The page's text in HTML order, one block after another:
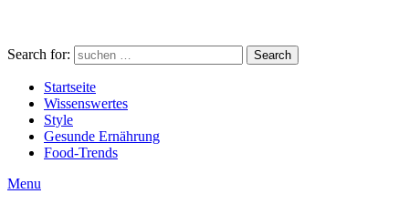
Search for: Search
Startseite
Wissenswertes
Style
Gesunde Ernährung
Food-Trends
Menu